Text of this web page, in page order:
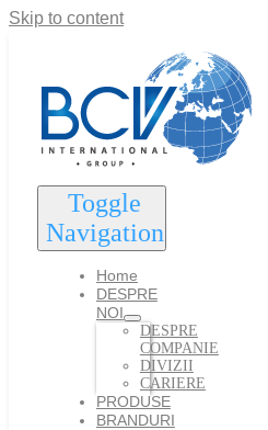
Skip to content
Toggle
Navigation
Home
DESPRE
NOI
DESPRE
COMPANIE
DIVIZII
CARIERE
PRODUSE
BRANDURI